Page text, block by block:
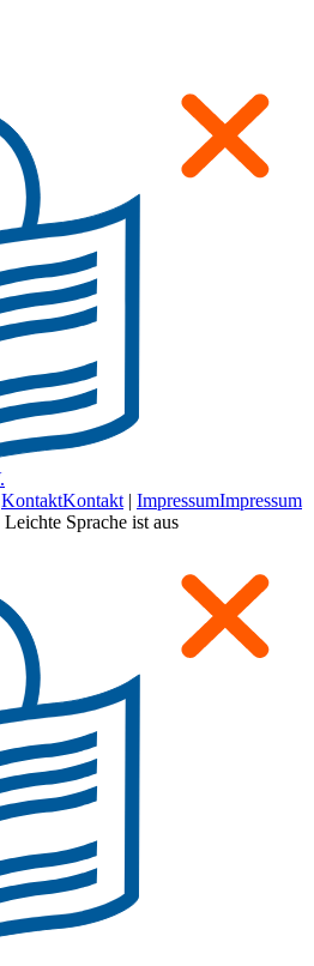
KontaktKontakt | ImpressumImpressum
Leichte Sprache ist aus